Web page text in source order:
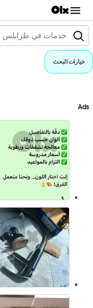
خيارات البحث
Ads